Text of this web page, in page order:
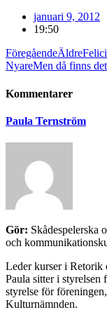
januari 9, 2012
19:50
FöregåendeÄldre
NyareMen då finns
Kommentarer
Paula Ternström
Gör: Skådespelerska
och
Leder kurser i Retorik
Paula sitter i styrelsen
styrelse för
Kulturnämnden.